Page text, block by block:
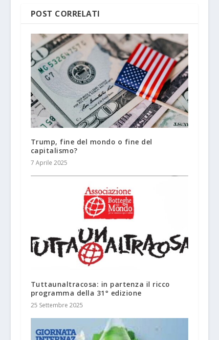
POST CORRELATI
Trump, fine del mondo o fine del
capitalismo?
7 Aprile 2025
Tuttaunaltracosa: in partenza il ricco
programma della 31° edizione
25 Settembre 2025